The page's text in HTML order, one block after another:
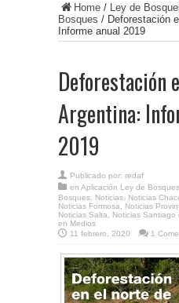
Home / Ley de
Bosques / Deforestación
Informe anual 2019
Deforestación
Argentina:
2019
Publicado por: redaf
en Aplicación Ley de Bosques
Bosques
Noticias Noticias
Noticias Formosa
Noticias
Noticias Salta
Noticias Santiago
en Medios
11 febrero, 2020
1